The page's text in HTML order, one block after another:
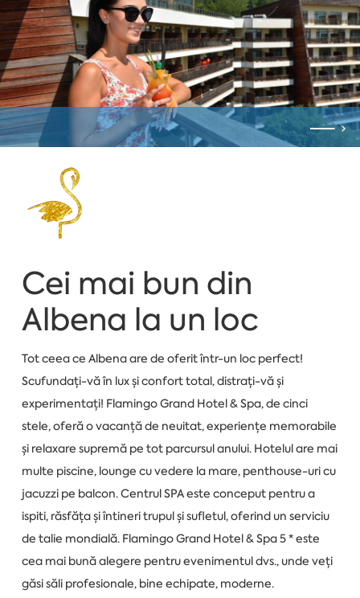
Cei mai bun din
Albena la un loc
Tot ceea ce Albena are de oferit într-un loc perfect!
Scufundați-vă în lux și confort total, distrați-vă și
experimentați! Flamingo Grand Hotel & Spa, de cinci
stele, oferă o vacanță de neuitat, experiențe memorabile
și relaxare supremă pe tot parcursul anului. Hotelul are mai
multe piscine, lounge cu vedere la mare, penthouse-uri cu
jacuzzi pe balcon. Centrul SPA este conceput pentru a
ispiti, răsfăța și întineri trupul și sufletul, oferind un serviciu
de talie mondială. Flamingo Grand Hotel & Spa 5 * este
cea mai bună alegere pentru evenimentul dvs., unde veți
găsi săli profesionale, bine echipate, moderne.